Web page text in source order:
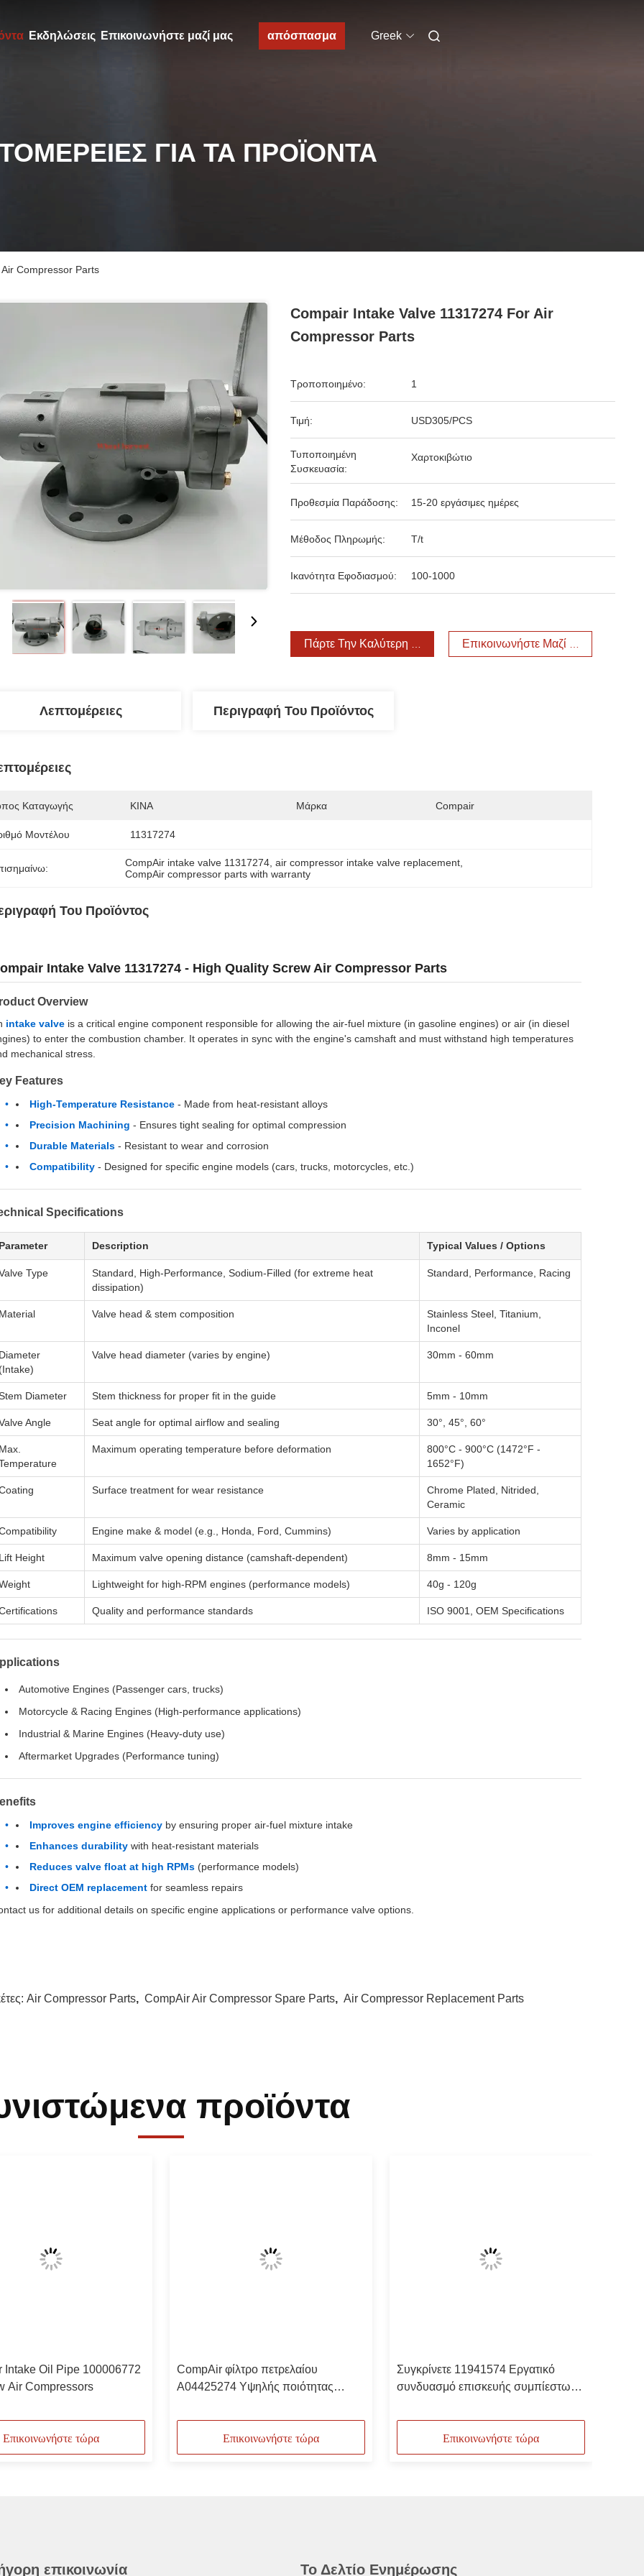
Εκδηλώσεις Επικοινωνήστε μαζί μας απόσπασμα Greek
ΓΙΑ ΤΑ ΠΡΟΪΌΝΤΑ
Compressor Parts
Compair Intake Valve 11317274 For Air
Compressor Parts
Τροποποιημένο: 1
Τιμή: USD305/PCS
Τυποποιημένη
Συσκευασία:
Χαρτοκιβώτιο
Προθεσμία Παράδοσης: 15-20 εργάσιμες ημέρες
Μέθοδος Πληρωμής: T/t
Ικανότητα Εφοδιασμού: 100-1000
Πάρτε Την Καλύτερη Τιμή Επικοινωνήστε Μαζί Μας
Λεπτομέρειες Περιγραφή Του Προϊόντος
Καταγωγής ΚΙΝΑ Μάρκα Compair
Μοντέλου 11317274
CompAir intake valve 11317274 , air compressor intake valve replacement
CompAir compressor parts with warranty
Του Προϊόντος
Intake Valve 11317274 - High Quality Screw Air Compressor Parts
Overview
intake valve is a critical engine component responsible for allowing the air-fuel mixture (in gasoline engines) or air (in diesel
to enter the combustion chamber. It operates in sync with the engine's camshaft and must withstand high temperatures
mechanical stress.
Features
High-Temperature Resistance - Made from heat-resistant alloys
Precision Machining - Ensures tight sealing for optimal compression
Durable Materials - Resistant to wear and corrosion
Compatibility - Designed for specific engine models (cars, trucks, motorcycles, etc.)
Specifications
Parameter Description Typical Values / Options
Type
Standard, High-Performance, Sodium-Filled (for extreme heat
dissipation)
Standard, Performance, Racing
Material Valve head & stem composition
Stainless Steel, Titanium,
Inconel
Diameter
(Intake)
Valve head diameter (varies by engine) 30mm - 60mm
Diameter Stem thickness for proper fit in the guide 5mm - 10mm
Angle Seat angle for optimal airflow and sealing 30°, 45°, 60°
Max.
Maximum operating temperature before deformation
800°C - 900°C (1472°F -
1652°F)
Surface treatment for wear resistance
Chrome Plated, Nitrided,
Ceramic
Engine make & model (e.g., Honda, Ford, Cummins) Varies by application
Lift Height Maximum valve opening distance (camshaft-dependent) 8mm - 15mm
Lightweight for high-RPM engines (performance models) 40g - 120g
Quality and performance standards ISO 9001, OEM Specifications
Automotive Engines (Passenger cars, trucks)
Motorcycle & Racing Engines (High-performance applications)
Industrial & Marine Engines (Heavy-duty use)
Aftermarket Upgrades (Performance tuning)
Improves engine efficiency by ensuring proper air-fuel mixture intake
Enhances durability with heat-resistant materials
Reduces valve float at high RPMs (performance models)
Direct OEM replacement for seamless repairs
us for additional details on specific engine applications or performance valve options.
Air Compressor Parts, CompAir Air Compressor Spare Parts, Air Compressor Replacement Parts
προϊόντα
Intake Oil Pipe 100006772
Air Compressors
Επικοινωνήστε τώρα
CompAir φίλτρο πετρελαίου
Α04425274 Υψηλής ποιότητας
Επικοινωνήστε τώρα
Συγκρίνετε 11941574 Εργατικό
συνδυασμό επισκευής συμπίεστων
αεροσυμπιεστές
Επικοινωνήστε τώρα
επικοινωνία Το Δελτίο Ενημέρωσης